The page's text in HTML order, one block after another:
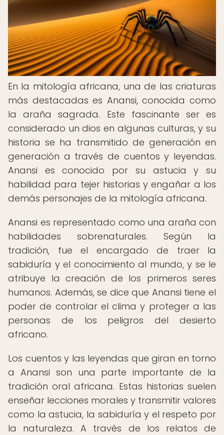
En la mitología africana, una de las criaturas
más destacadas es Anansi, conocida como
la araña sagrada. Este fascinante ser es
considerado un dios en algunas culturas, y su
historia se ha transmitido de generación en
generación a través de cuentos y leyendas.
Anansi es conocido por su astucia y su
habilidad para tejer historias y engañar a los
demás personajes de la mitología africana.
Anansi es representado como una araña con
habilidades sobrenaturales. Según la
tradición, fue el encargado de traer la
sabiduría y el conocimiento al mundo, y se le
atribuye la creación de los primeros seres
humanos. Además, se dice que Anansi tiene el
poder de controlar el clima y proteger a las
personas de los peligros del desierto
africano.
Los cuentos y las leyendas que giran en torno
a Anansi son una parte importante de la
tradición oral africana. Estas historias suelen
enseñar lecciones morales y transmitir valores
como la astucia, la sabiduría y el respeto por
la naturaleza. A través de los relatos de